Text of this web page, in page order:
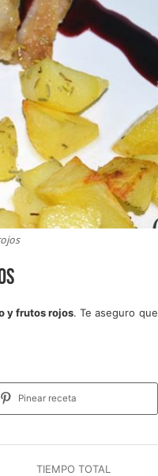
y frutos rojos. Te aseguro que
Pinear receta
TIEMPO TOTAL